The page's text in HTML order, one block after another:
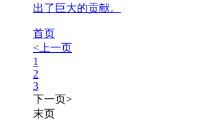
出了巨大的贡献。
首页
<上一页
1
2
3
下一页>
末页